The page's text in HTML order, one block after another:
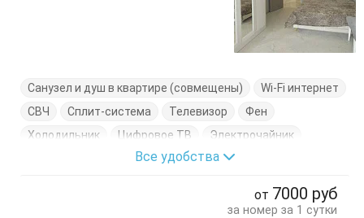
Санузел и душ в квартире (совмещены)
Wi-Fi интернет
СВЧ
Сплит-система Телевизор
Фен
Холодильник
Цифровое ТВ
Электрочайник
Диван-кровать
Журнальный столик
Стулья
Все удобства
от 7000 руб
за номер за 1 сутки